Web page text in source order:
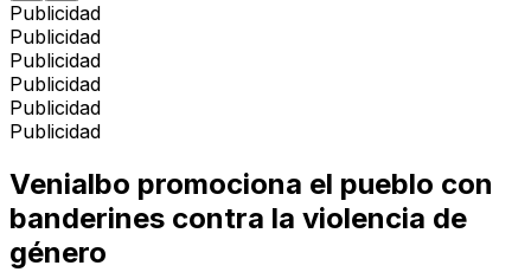
Publicidad
Publicidad
Publicidad
Publicidad
Publicidad
Publicidad
Venialbo promociona el pueblo con
banderines contra la violencia de
género